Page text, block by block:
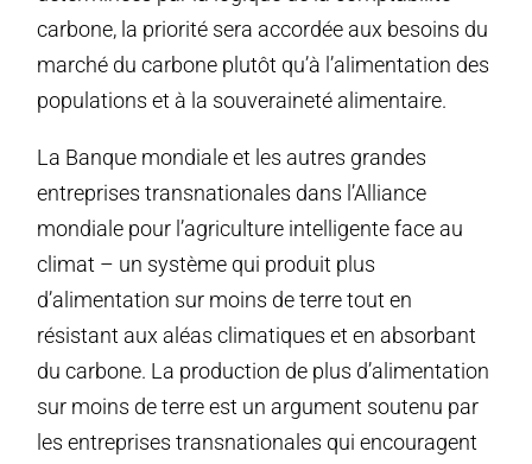
carbone, la priorité sera accordée aux besoins du
marché du carbone plutôt qu’à l’alimentation des
populations et à la souveraineté alimentaire.
La Banque mondiale et les autres grandes
entreprises transnationales dans l’Alliance
mondiale pour l’agriculture intelligente face au
climat – un système qui produit plus
d’alimentation sur moins de terre tout en
résistant aux aléas climatiques et en absorbant
du carbone. La production de plus d’alimentation
sur moins de terre est un argument soutenu par
les entreprises transnationales qui encouragent